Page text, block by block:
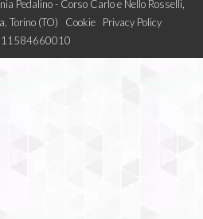
Pedalino - Corso Carlo e Nello Rosselli,
Torino (TO) Cookie
Privacy Policy
11584660010